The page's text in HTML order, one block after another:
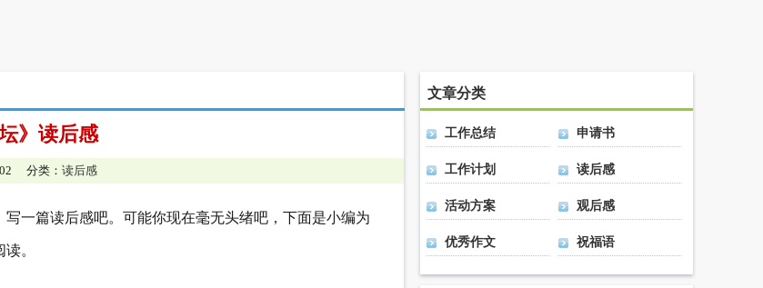
》读后感
02 分类： 读后感
一篇读后感吧。可能你现在毫无头绪吧，下面是小编为
。
文章分类
工作总结 申请书
工作计划 读后感
活动方案 观后感
优秀作文 祝福语